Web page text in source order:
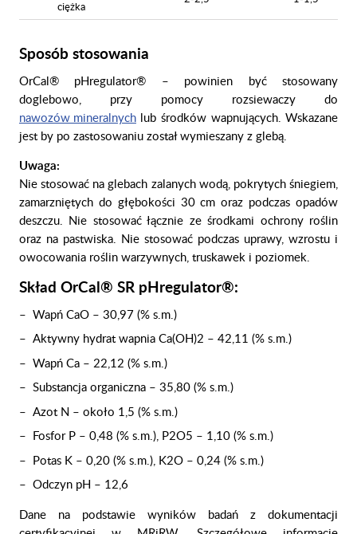
ciężka
Sposób stosowania
OrCal® pHregulator® – powinien być stosowany
doglebowo, przy pomocy rozsiewaczy do
nawozów mineralnychlub środków wapnujących. Wskazane
jest by po zastosowaniu został wymieszany z glebą.
Uwaga:
Nie stosować na glebach zalanych wodą, pokrytych śniegiem,
zamarzniętych do głębokości 30 cm oraz podczas opadów
deszczu. Nie stosować łącznie ze środkami ochrony roślin
oraz na pastwiska. Nie stosować podczas uprawy, wzrostu i
owocowania roślin warzywnych, truskawek i poziomek.
Skład OrCal® SR pHregulator®:
Wapń CaO – 30,97 (% s.m.)
Aktywny hydrat wapnia Ca(OH)2 – 42,11 (% s.m.)
Wapń Ca – 22,12 (% s.m.)
Substancja organiczna – 35,80 (% s.m.)
Azot N – około 1,5 (% s.m.)
Fosfor P – 0,48 (% s.m.), P2O5 – 1,10 (% s.m.)
Potas K – 0,20 (% s.m.), K2O – 0,24 (% s.m.)
Odczyn pH – 12,6
Dane na podstawie wyników badań z dokumentacji